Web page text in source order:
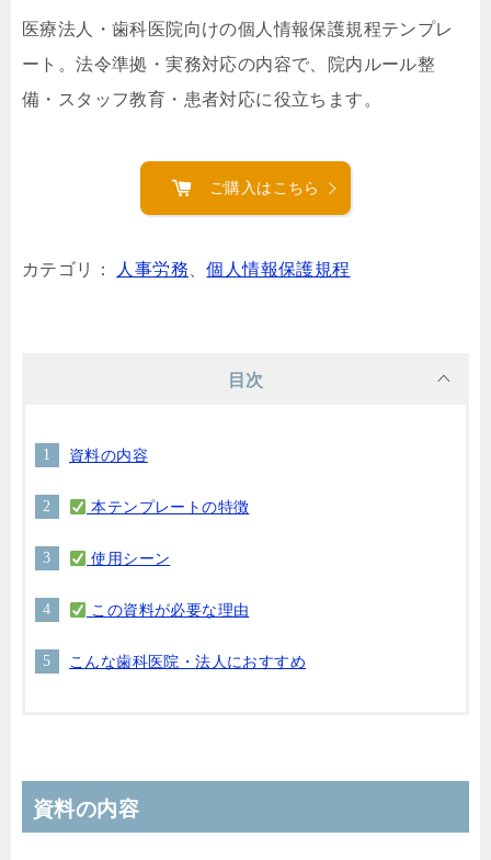
医療法人・歯科医院向けの個人情報保護規程テンプレ
ート。法令準拠・実務対応の内容で、院内ルール整
備・スタッフ教育・患者対応に役立ちます。
ご購入はこちら
カテゴリ： 人事労務、個人情報保護規程
目次
資料の内容
本テンプレートの特徴
使用シーン
この資料が必要な理由
こんな歯科医院・法人におすすめ
資料の内容